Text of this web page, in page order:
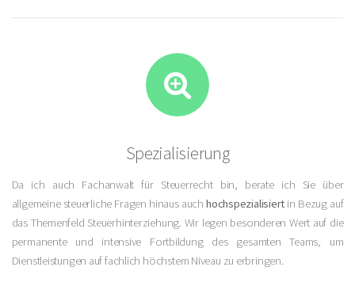
Spezialisierung
Da ich auch Fachanwalt für Steuerrecht bin, berate ich Sie über
allgemeine steuerliche Fragen hinaus auch hochspezialisiert in Bezug auf
das Themenfeld Steuerhinterziehung. Wir legen besonderen Wert auf die
permanente und intensive Fortbildung des gesamten Teams, um
Dienstleistungen auf fachlich höchstem Niveau zu erbringen.